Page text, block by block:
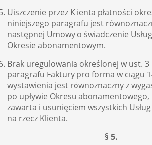
Uiszczenie przez Klienta płatności
niniejszego paragrafu jest
następnej Umowy o świadczenie
Okresie abonamentowym.
Brak uregulowania określonej w ust. 3
paragrafu Faktury pro forma w ciągu
wystawienia jest równoznaczny z
po upływie Okresu abonamentowego,
zawarta i usunięciem wszystkich
na rzecz Klienta.
§ 5.